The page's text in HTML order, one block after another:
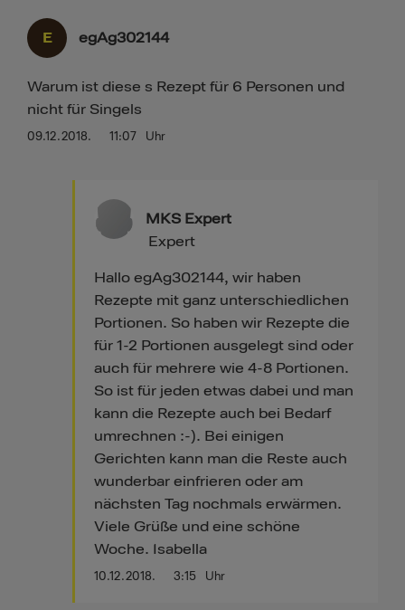
E egAg302144
09.12.2018. 11:07 Uhr
Warum ist diese s Rezept für 6 Personen und
nicht für Singels
MKS Expert
10.12.2018. 3:15 Uhr
Expert
Hallo egAg302144, wir haben
Rezepte mit ganz unterschiedlichen
Portionen. So haben wir Rezepte die
für 1-2 Portionen ausgelegt sind oder
auch für mehrere wie 4-8 Portionen.
So ist für jeden etwas dabei und man
kann die Rezepte auch bei Bedarf
umrechnen :-). Bei einigen
Gerichten kann man die Reste auch
wunderbar einfrieren oder am
nächsten Tag nochmals erwärmen.
Viele Grüße und eine schöne
Woche. Isabella